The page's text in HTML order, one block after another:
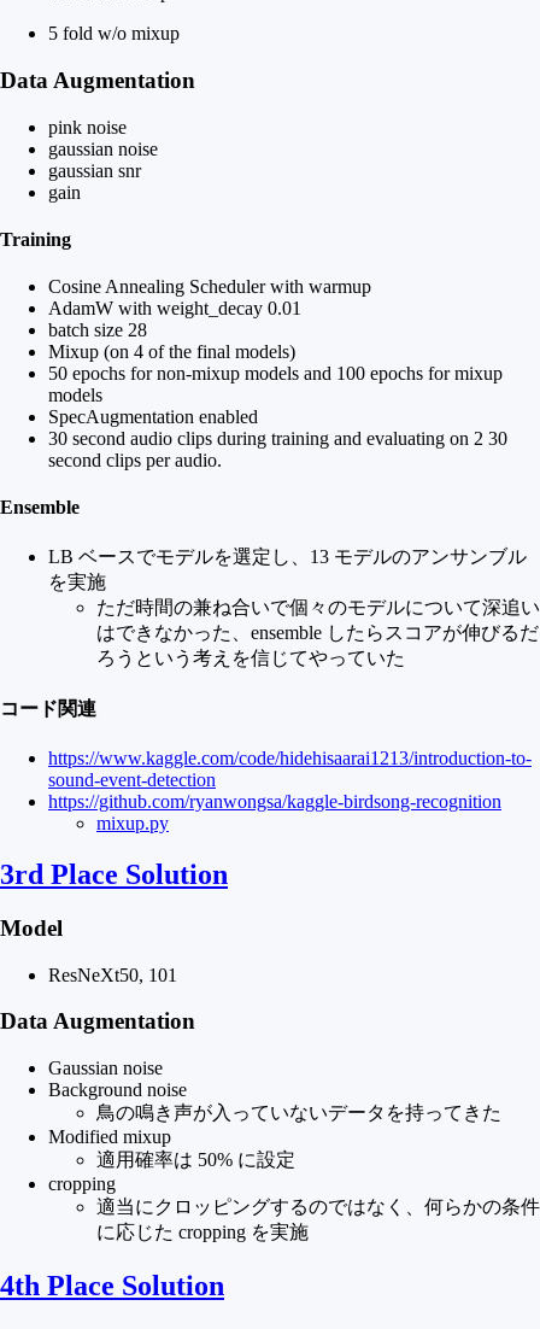
5 fold w/o mixup
Data Augmentation
pink noise
gaussian noise
gaussian snr
gain
Training
Cosine Annealing Scheduler with warmup
AdamW with weight_decay 0.01
batch size 28
Mixup (on 4 of the final models)
50 epochs for non-mixup models and 100 epochs for mixup
models
SpecAugmentation enabled
30 second audio clips during training and evaluating on 2 30
second clips per audio.
Ensemble
LB ベースでモデルを選定し、13 モデルのアンサンブル
を実施
ただ時間の兼ね合いで個々のモデルについて深追い
はできなかった、ensemble したらスコアが伸びるだ
ろうという考えを信じてやっていた
コード関連
https://www.kaggle.com/code/hidehisaarai1213/introduction-to-
sound-event-detection
https://github.com/ryanwongsa/kaggle-birdsong-recognition
mixup.py
3rd Place Solution
Model
ResNeXt50, 101
Data Augmentation
Gaussian noise
Background noise
鳥の鳴き声が入っていないデータを持ってきた
Modified mixup
適用確率は 50% に設定
cropping
適当にクロッピングするのではなく、何らかの条件
に応じた cropping を実施
4th Place Solution